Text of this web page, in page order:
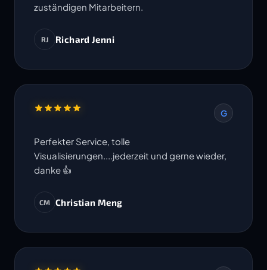
zuständigen Mitarbeitern.
RJ Richard Jenni
G
Perfekter Service, tolle
Visualisierungen....jederzeit und gerne wieder,
danke 👍
CM Christian Meng